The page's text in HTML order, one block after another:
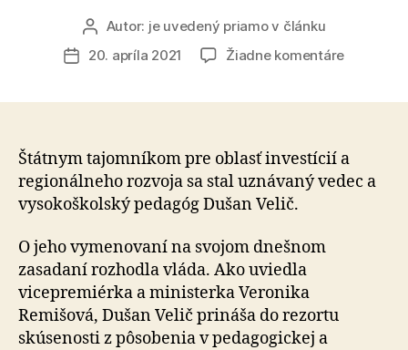
Autor
článku
Autor: je uvedený priamo v článku
Dátum
20. apríla 2021 Žiadne komentárena
a
Štátnym tajomníkom pre oblasť investícií a
regionálneho rozvoja sa stal uznávaný vedec a
vysokoškolský pedagóg Dušan Velič.
O jeho vymenovaní na svojom dnešnom
zasadaní rozhodla vláda. Ako uviedla
vicepremiérka a ministerka Veronika
Remišová, Dušan Velič prináša do rezortu
skúsenosti z pôsobenia v pedagogickej a